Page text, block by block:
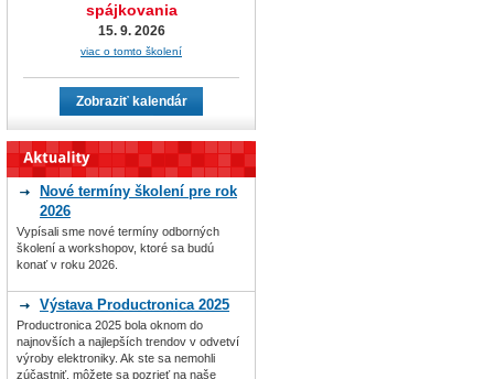
spájkovania
15. 9. 2026
viac o tomto školení
Zobraziť kalendár
Nové termíny školení pre rok
2026
Vypísali sme nové termíny odborných
školení a workshopov, ktoré sa budú
konať v roku 2026.
Výstava Productronica 2025
Productronica 2025 bola oknom do
najnovších a najlepších trendov v odvetví
výroby elektroniky. Ak ste sa nemohli
zúčastniť, môžete sa pozrieť na naše